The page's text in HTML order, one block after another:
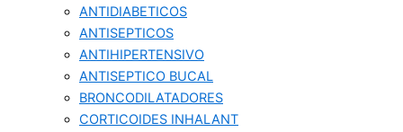
ANTIDIABETICOS
ANTISEPTICOS
ANTIHIPERTENSIVO
ANTISEPTICO BUCAL
BRONCODILATADORES
CORTICOIDES INHALANT